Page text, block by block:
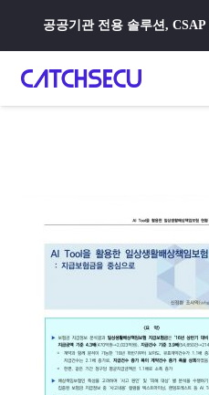
공공기관 전용 솔루션,